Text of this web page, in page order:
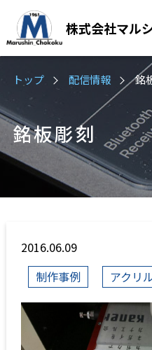
株式会社マル
トップ 配信情報 銘
銘板彫刻
2016.06.09
制作事例
アクリ